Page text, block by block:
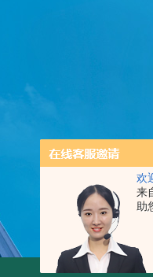
欢
来
助